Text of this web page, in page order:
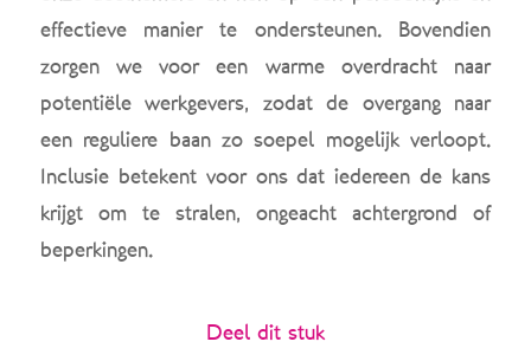
effectieve manier te ondersteunen. Bovendien
zorgen we voor een warme overdracht naar
potentiële werkgevers, zodat de overgang naar
een reguliere baan zo soepel mogelijk verloopt.
Inclusie betekent voor ons dat iedereen de kans
krijgt om te stralen, ongeacht achtergrond of
beperkingen.
Deel dit stuk